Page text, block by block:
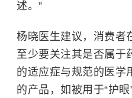
述。”
杨晓医生建议，消费者
至少要关注其是否属于
的适应症与规范的医学
的产品，如被用于“护